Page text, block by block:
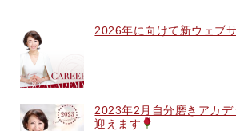
2026年に向けて新ウェブ
2023年2月自分磨きアカ
迎えます